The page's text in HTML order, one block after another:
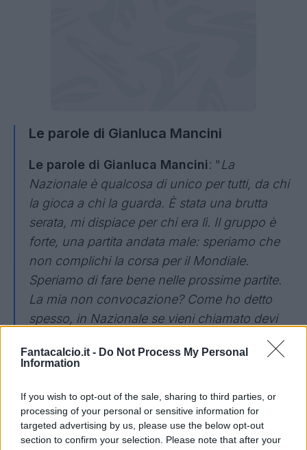
Fantacalcio.it - Do Not Process My Personal
Information
If you wish to opt-out of the sale, sharing to third parties, or
processing of your personal or sensitive information for
targeted advertising by us, please use the below opt-out
section to confirm your selection. Please note that after your
Le parole di Gianluca Mancini
Le parole di Gianluca Mancini: "La
Nazionale è qualcosa di unico per tutti, da chi
la gioca a chi la guarda. È stata una brutta
serata, mi dispiace per chi era lì. Il gruppo è
forte, una partita andata male: speriamo che
non complichi la corsa per il Mondiale.
Speriamo di fare bene nelle prossime partite.
La mia non convocazione? Come ho detto
spesso, in Nazionale se vieni chiamato devi
fatto le sue considerazioni. Ognuno fa il suo
le scelte. Con Spalletti non c’è mai stato
niente".